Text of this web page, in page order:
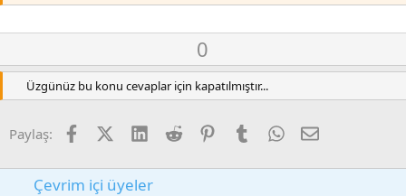
O
y
l
a
0
o
w
n
v
o
t
Üzgünüz bu konu cevaplar için kapatılmıştır...
Paylaş: FacebookX (Twitter)
LinkedIn
Reddit PinterestTumblrWhatsApp
E-posta
Çevrim içi üyeler